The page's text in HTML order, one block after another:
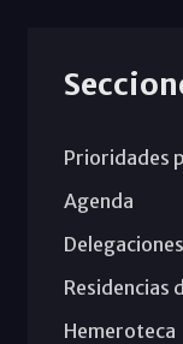
Prioridades
Agenda
Residencias
Hemeroteca